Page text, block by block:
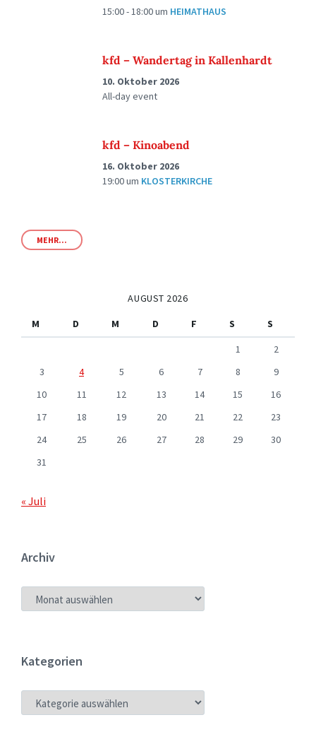
15:00 - 18:00um HEIMATHAUS
kfd – Wandertag in Kallenhardt
10. Oktober 2026
All-day event
kfd – Kinoabend
16. Oktober 2026
19:00um KLOSTERKIRCHE
MEHR...
AUGUST 2026
M
D M D F S
S
1
2
3
4 5 6 7 8
9
10
11 12 13 14 15
16
17
18 19 20 21 22
23
24
25 26 27 28 29
30
31
« Juli
Archiv
ARCHIV
Kategorien
KATEGORIEN